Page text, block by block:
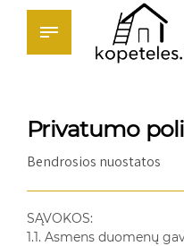
Privatumo
Bendrosios nuostatos
SĄVOKOS:
1.1. Asmens duomenų